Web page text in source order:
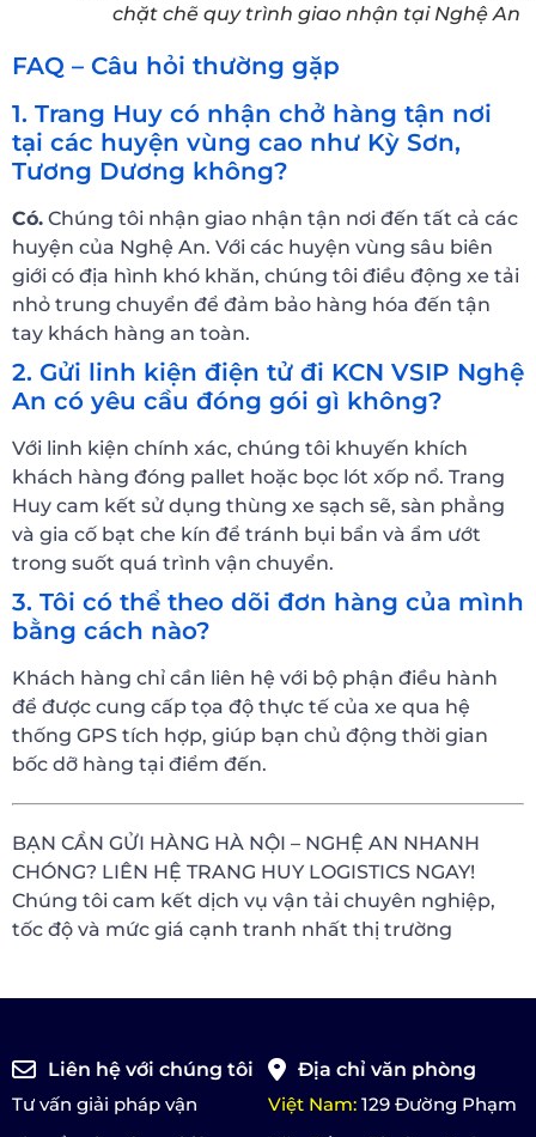
chặt chẽ quy trình giao nhận tại Nghệ An
FAQ – Câu hỏi thường gặp
1. Trang Huy có nhận chở hàng tận nơi
tại các huyện vùng cao như Kỳ Sơn,
Tương Dương không?
Có. Chúng tôi nhận giao nhận tận nơi đến tất cả các
huyện của Nghệ An. Với các huyện vùng sâu biên
giới có địa hình khó khăn, chúng tôi điều động xe tải
nhỏ trung chuyển để đảm bảo hàng hóa đến tận
tay khách hàng an toàn.
2. Gửi linh kiện điện tử đi KCN VSIP Nghệ
An có yêu cầu đóng gói gì không?
Với linh kiện chính xác, chúng tôi khuyến khích
khách hàng đóng pallet hoặc bọc lót xốp nổ. Trang
Huy cam kết sử dụng thùng xe sạch sẽ, sàn phẳng
và gia cố bạt che kín để tránh bụi bẩn và ẩm ướt
trong suốt quá trình vận chuyển.
3. Tôi có thể theo dõi đơn hàng của mình
bằng cách nào?
Khách hàng chỉ cần liên hệ với bộ phận điều hành
để được cung cấp tọa độ thực tế của xe qua hệ
thống GPS tích hợp, giúp bạn chủ động thời gian
bốc dỡ hàng tại điểm đến.
BẠN CẦN GỬI HÀNG HÀ NỘI – NGHỆ AN NHANH
CHÓNG? LIÊN HỆ TRANG HUY LOGISTICS NGAY!
Chúng tôi cam kết dịch vụ vận tải chuyên nghiệp,
tốc độ và mức giá cạnh tranh nhất thị trường
Liên hệ với chúng tôi
Tư vấn giải pháp vận
Địa chỉ văn phòng
Việt Nam: 129 Đường Phạm